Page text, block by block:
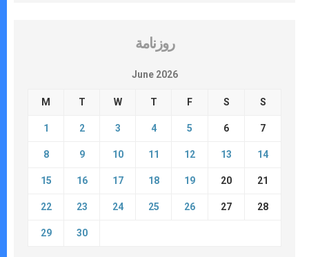
روزنامة
June 2026
M T W T F S S
1 2 3 4 5 6 7
8 9 10 11 12 13 14
15 16 17 18 19 20 21
22 23 24 25 26 27 28
29 30